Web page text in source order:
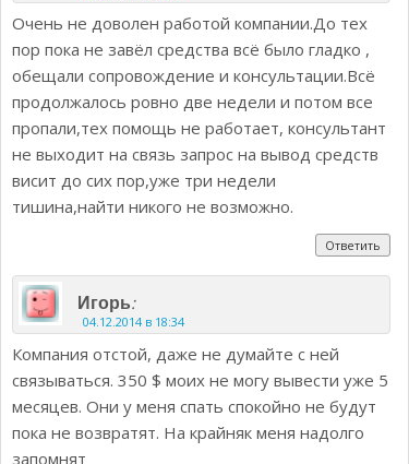
Очень не доволен работой компании.До тех
пор пока не завёл средства всё было гладко ,
обещали сопровождение и консультации.Всё
продолжалось ровно две недели и потом все
пропали,тех помощь не работает, консультант
не выходит на связь запрос на вывод средств
висит до сих пор,уже три недели
тишина,найти никого не возможно.
Ответить
Игорь:
04.12.2014 в 18:34
Компания отстой, даже не думайте с ней
связываться. 350 $ моих не могу вывести уже 5
месяцев. Они у меня спать спокойно не будут
пока не возвратят. На крайняк меня надолго
запомнят